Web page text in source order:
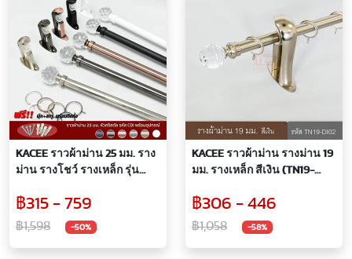
KACEE ราวผ้าม่าน 25 มม. ราง
ม่าน รางโชว์ รางเหล็ก รุ่น
CDI)
฿315 - 759
฿1,598 -50%
KACEE ราวผ้าม่าน รางม่าน 19
มม. รางเหล็ก สีเงิน (TN19-
฿306 - 446
฿1,058 -58%